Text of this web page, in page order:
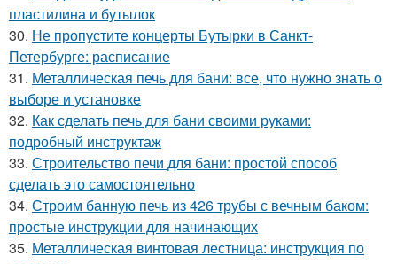
пластилина и бутылок
30. Не пропустите концерты Бутырки в Санкт-
Петербурге: расписание
31. Металлическая печь для бани: все, что нужно знать о
выборе и установке
32. Как сделать печь для бани своими руками:
подробный инструктаж
33. Строительство печи для бани: простой способ
сделать это самостоятельно
34. Строим банную печь из 426 трубы с вечным баком:
простые инструкции для начинающих
35. Металлическая винтовая лестница: инструкция по